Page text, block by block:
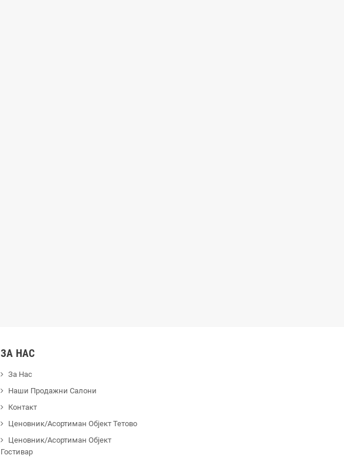
ЗА НАС
За Нас
Наши Продажни Салони
Контакт
Ценовник/Асортиман Објект Тетово
Ценовник/Асортиман Објект
Гостивар